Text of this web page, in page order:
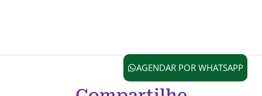
AGENDAR POR WHATSAPP